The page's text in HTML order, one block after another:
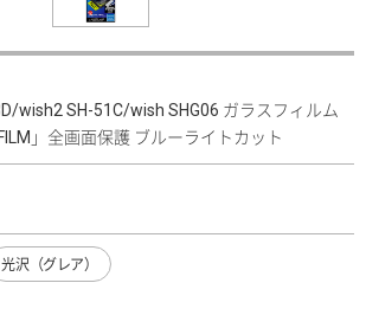
wish2 SH-51C/wish SHG06 ガラスフィルム
FILM」全画面保護 ブルーライトカット
光沢（グレア）